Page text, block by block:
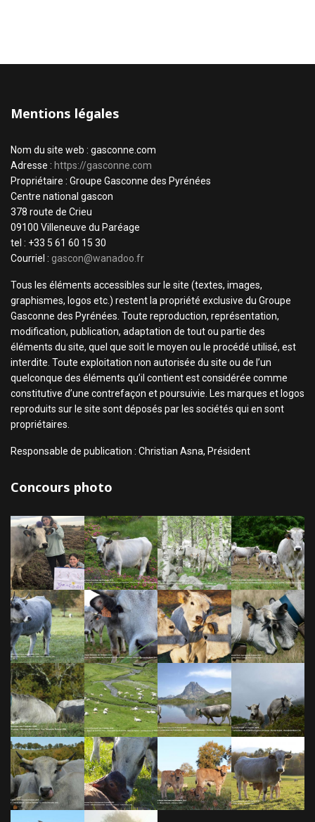
Mentions légales
Nom du site web : gasconne.com
Adresse : https://gasconne.com
Propriétaire : Groupe Gasconne des Pyrénées
Centre national gascon
378 route de Crieu
09100 Villeneuve du Paréage
tel : +33 5 61 60 15 30
Courriel : gascon@wanadoo.fr
Tous les éléments accessibles sur le site (textes, images,
graphismes, logos etc.) restent la propriété exclusive du Groupe
Gasconne des Pyrénées. Toute reproduction, représentation,
modification, publication, adaptation de tout ou partie des
éléments du site, quel que soit le moyen ou le procédé utilisé, est
interdite. Toute exploitation non autorisée du site ou de l’un
quelconque des éléments qu’il contient est considérée comme
constitutive d’une contrefaçon et poursuivie. Les marques et logos
reproduits sur le site sont déposés par les sociétés qui en sont
propriétaires.
Responsable de publication : Christian Asna, Président
Concours photo